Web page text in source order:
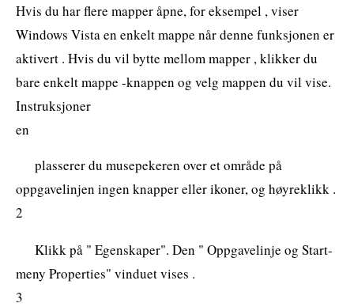
Hvis du har flere mapper åpne, for eksempel , viser
Windows Vista en enkelt mappe når denne funksjonen er
aktivert . Hvis du vil bytte mellom mapper , klikker du
bare enkelt mappe -knappen og velg mappen du vil vise.
Instruksjoner
en
plasserer du musepekeren over et område på
oppgavelinjen ingen knapper eller ikoner, og høyreklikk .
2
Klikk på " Egenskaper". Den " Oppgavelinje og Start-
meny Properties" vinduet vises .
3